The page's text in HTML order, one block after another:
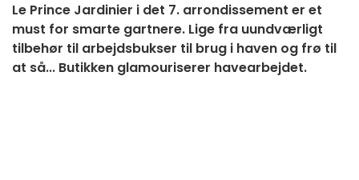
Le Prince Jardinier i det 7. arrondissement er et
must for smarte gartnere. Lige fra uundværligt
tilbehør til arbejdsbukser til brug i haven og frø til
at så... Butikken glamouriserer havearbejdet.